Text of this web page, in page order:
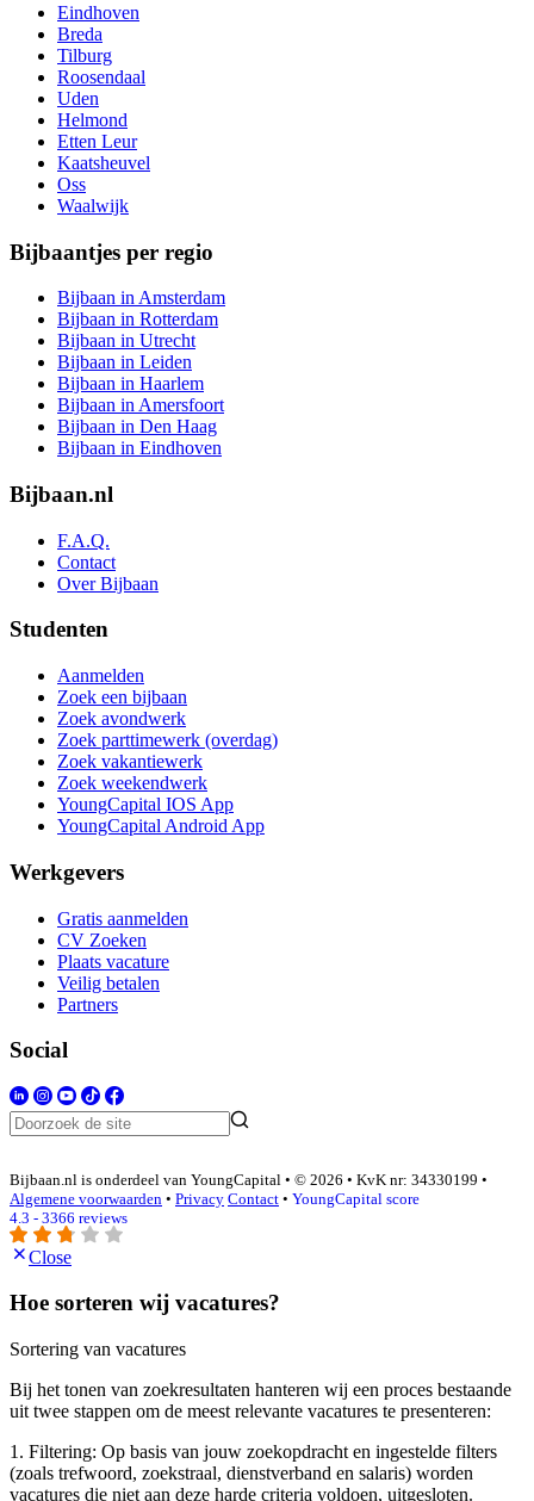
Eindhoven
Breda
Tilburg
Roosendaal
Uden
Helmond
Etten Leur
Kaatsheuvel
Oss
Waalwijk
Bijbaantjes per regio
Bijbaan in Amsterdam
Bijbaan in Rotterdam
Bijbaan in Utrecht
Bijbaan in Leiden
Bijbaan in Haarlem
Bijbaan in Amersfoort
Bijbaan in Den Haag
Bijbaan in Eindhoven
Bijbaan.nl
F.A.Q.
Contact
Over Bijbaan
Studenten
Aanmelden
Zoek een bijbaan
Zoek avondwerk
Zoek parttimewerk (overdag)
Zoek vakantiewerk
Zoek weekendwerk
YoungCapital IOS App
YoungCapital Android App
Werkgevers
Gratis aanmelden
CV Zoeken
Plaats vacature
Veilig betalen
Partners
Social
Bijbaan.nl is onderdeel van YoungCapital • © 2026 • KvK nr: 34330199 •
Algemene voorwaarden • Privacy Contact • YoungCapital score
4.3 - 3366 reviews
Close
Hoe sorteren wij vacatures?
Sortering van vacatures
Bij het tonen van zoekresultaten hanteren wij een proces bestaande
uit twee stappen om de meest relevante vacatures te presenteren:
1. Filtering: Op basis van jouw zoekopdracht en ingestelde filters
(zoals trefwoord, zoekstraal, dienstverband en salaris) worden
vacatures die niet aan deze harde criteria voldoen, uitgesloten.